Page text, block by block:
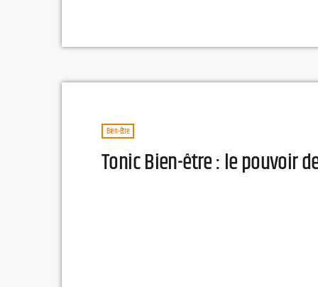
Bien-Être
Tonic Bien-être : le pouvoir